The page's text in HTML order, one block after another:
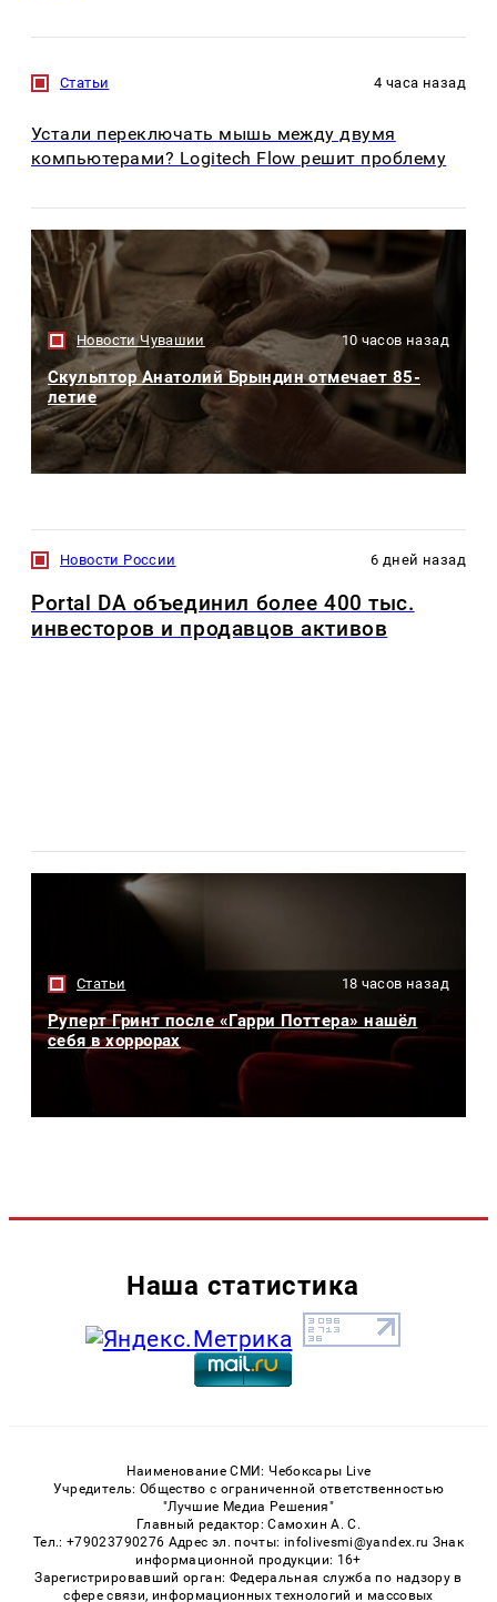
Статьи 4 часа назад
Устали переключать мышь между двумя
компьютерами? Logitech Flow решит проблему
Новости Чувашии 10 часов назад
Скульптор Анатолий Брындин отмечает 85-
летие
Новости России 6 дней назад
Portal DA объединил более 400 тыс.
инвесторов и продавцов активов
Статьи 18 часов назад
Руперт Гринт после «Гарри Поттера» нашёл
себя в хоррорах
Наша статистика
Наименование СМИ: Чебоксары Live
Учредитель: Общество с ограниченной ответственностью
"Лучшие Медиа Решения"
Главный редактор: Самохин А. С.
Тел.: +79023790276 Адрес эл. почты: infolivesmi@yandex.ru Знак
информационной продукции: 16+
Зарегистрировавший орган: Федеральная служба по надзору в
сфере связи, информационных технологий и массовых